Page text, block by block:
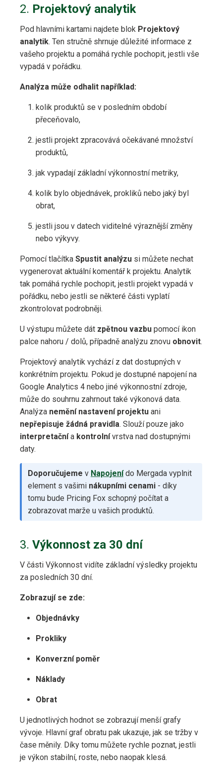
2. Projektový analytik
Pod hlavními kartami najdete blok Projektový
analytik. Ten stručně shrnuje důležité informace z
vašeho projektu a pomáhá rychle pochopit, jestli vše
vypadá v pořádku.
Analýza může odhalit například:
kolik produktů se v posledním období
přeceňovalo,
jestli projekt zpracovává očekávané množství
produktů,
jak vypadají základní výkonnostní metriky,
kolik bylo objednávek, prokliků nebo jaký byl
obrat,
jestli jsou v datech viditelné výraznější změny
nebo výkyvy.
Pomocí tlačítka Spustit analýzu si můžete nechat
vygenerovat aktuální komentář k projektu. Analytik
tak pomáhá rychle pochopit, jestli projekt vypadá v
pořádku, nebo jestli se některé části vyplatí
zkontrolovat podrobněji.
U výstupu můžete dát zpětnou vazbu pomocí ikon
palce nahoru / dolů, případně analýzu znovu obnovit.
Projektový analytik vychází z dat dostupných v
konkrétním projektu. Pokud je dostupné napojení na
Google Analytics 4 nebo jiné výkonnostní zdroje,
může do souhrnu zahrnout také výkonová data.
Analýza nemění nastavení projektu ani
nepřepisuje žádná pravidla. Slouží pouze jako
interpretačnía kontrolnívrstva nad dostupnými
daty.
Doporučujeme v Napojenído Mergada vyplnit
element s vašimi nákupními cenami - díky
tomu bude Pricing Fox schopný počítat a
zobrazovat marže u vašich produktů.
3. Výkonnost za 30 dní
V části Výkonnost vidíte základní výsledky projektu
za posledních 30 dní.
Zobrazují se zde:
Objednávky
Prokliky
Konverzní poměr
Náklady
Obrat
U jednotlivých hodnot se zobrazují menší grafy
vývoje. Hlavní graf obratu pak ukazuje, jak se tržby v
čase měnily. Díky tomu můžete rychle poznat, jestli
je výkon stabilní, roste, nebo naopak klesá.